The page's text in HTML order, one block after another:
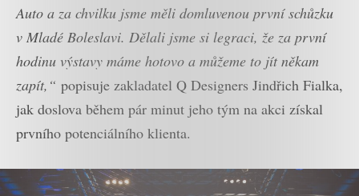
Auto a za chvilku jsme měli domluvenou první schůzku
v Mladé Boleslavi. Dělali jsme si legraci, že za první
hodinu výstavy máme hotovo a můžeme to jít někam
zapít,“ popisuje zakladatel Q Designers Jindřich Fialka,
jak doslova během pár minut jeho tým na akci získal
prvního potenciálního klienta.